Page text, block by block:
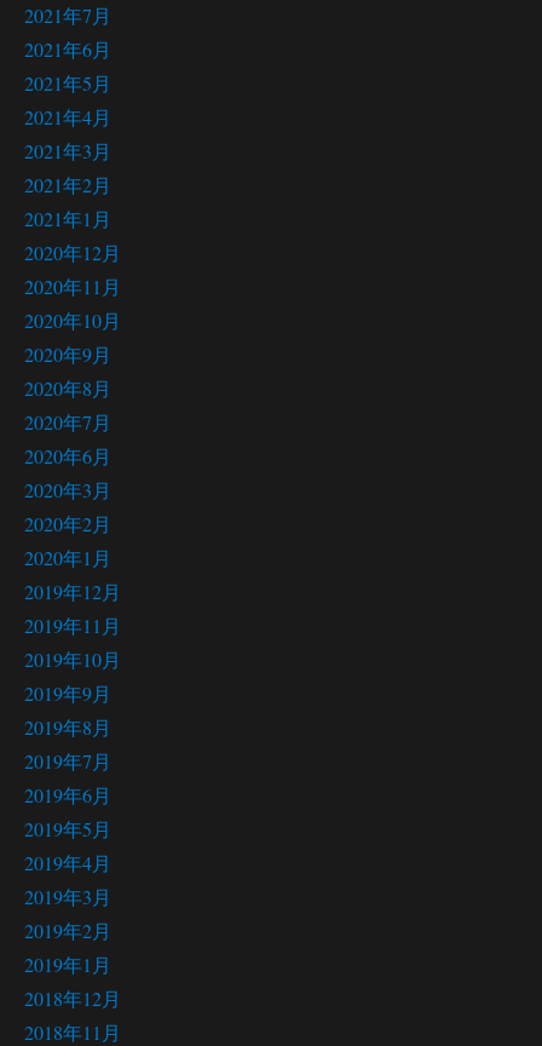
2021年7月
2021年6月
2021年5月
2021年4月
2021年3月
2021年2月
2021年1月
2020年12月
2020年11月
2020年10月
2020年9月
2020年8月
2020年7月
2020年6月
2020年3月
2020年2月
2020年1月
2019年12月
2019年11月
2019年10月
2019年9月
2019年8月
2019年7月
2019年6月
2019年5月
2019年4月
2019年3月
2019年2月
2019年1月
2018年12月
2018年11月